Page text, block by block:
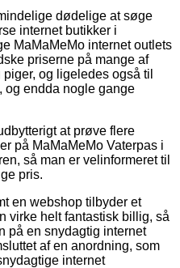
dødelige at søge
internet butikker i
MaMaMeMo internet outlets
priserne på mange af
og ligeledes også til
og endda nogle gange
at prøve flere
på MaMaMeMo Vaterpas i
så man er velinformeret til
pris.
en webshop tilbyder et
virke helt fantastisk billig, så
på en snydagtig internet
af en anordning, som
internet